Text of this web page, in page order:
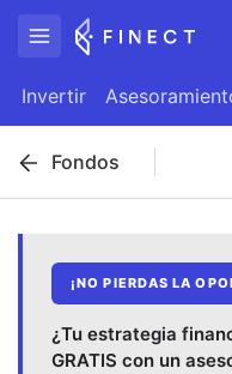
Invertir
Fondos
¡NO PIERDAS LA
¿Tu estrategia
GRATIS con un